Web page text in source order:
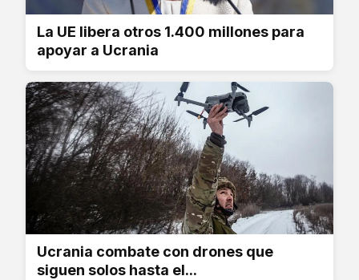
La UE libera otros 1.400 millones para
apoyar a Ucrania
Ucrania combate con drones que
siguen solos hasta el...